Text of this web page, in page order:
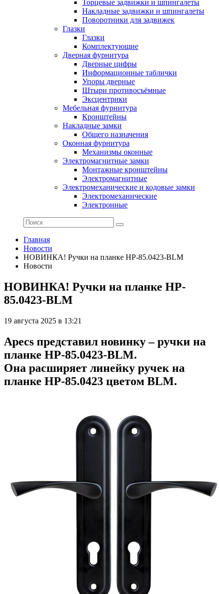
Торцевые задвижки и шпингалеты
Накладные задвижки и шпингалеты
Поворотники для задвижек
Глазки
Глазки
Комплектующие
Дверная фурнитура
Дверные цифры
Информационные таблички
Упоры дверные
Штыри противосъёмные
Эксцентрики
Мебельная фурнитура
Кронштейны
Накладные замки
Общего назначения
Оконная фурнитура
Механизмы оконные
Электромагнитные замки
Монтажные кронштейны
Электромагнитные
Электромеханические и кодовые замки
Электромеханические
Электронные
Главная
Новости
НОВИНКА! Ручки на планке HP-85.0423-BLM
Новости
НОВИНКА! Ручки на планке HP-
85.0423-BLM
19 августа 2025 в 13:21
Apecs представил новинку – ручки на
планке HP-85.0423-BLM.
Она расширяет линейку ручек на
планке HP-85.0423 цветом BLM.